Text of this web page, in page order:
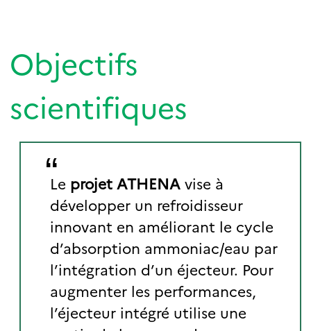
Objectifs
scientifiques
Le projet ATHENA vise à
développer un refroidisseur
innovant en améliorant le cycle
d’absorption ammoniac/eau par
l’intégration d’un éjecteur. Pour
augmenter les performances,
l’éjecteur intégré utilise une